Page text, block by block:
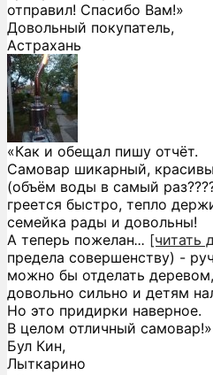
отправил! Спасибо Вам!»
Довольный покупатель,
Астрахань
«Как и обещал пишу отчёт.
Самовар шикарный,
(объём воды в самый
греется быстро, тепло
семейка рады и довольны!
А теперь пожелан... [читать
предела совершенству) -
можно бы отделать
довольно сильно и детям
Но это придирки наверное.
В целом отличный самовар!»
Бул Кин,
Лыткарино